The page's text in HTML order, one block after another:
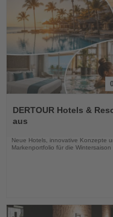
Sie
die
DERTOUR Hotels &
aus
Neue Hotels, innovative Konzepte
Markenportfolio für die